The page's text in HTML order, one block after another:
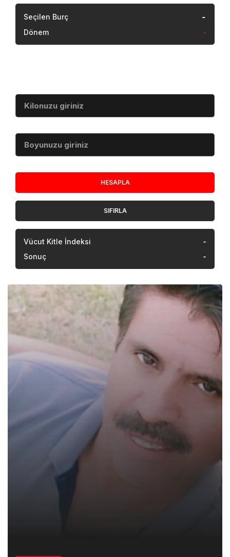
Seçilen Burç -
Dönem -
HESAPLA
SIFIRLA
Vücut Kitle İndeksi
-
Sonuç
-